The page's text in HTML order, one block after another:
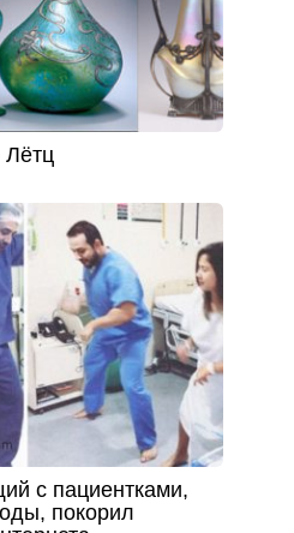
Лётц
с пациентками,
покорил